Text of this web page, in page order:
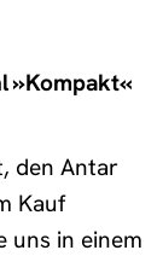
»Kompakt«
den Antar
Kauf
uns in einem